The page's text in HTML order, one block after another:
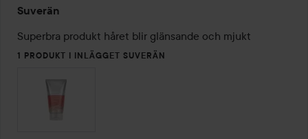
5
av
5
Suverän
Superbra produkt håret blir glänsande och mjukt
1 PRODUKT I INLÄGGET SUVERÄN